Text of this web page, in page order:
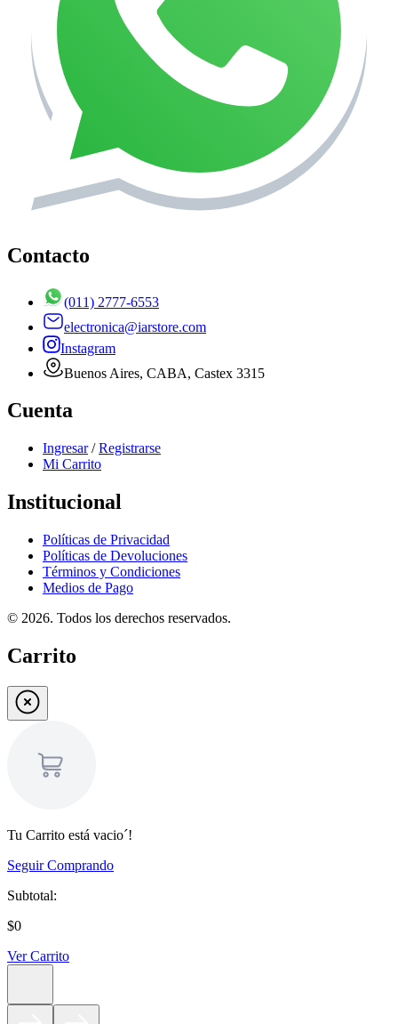
Contacto
(011) 2777-6553
electronica@iarstore.com
Instagram
Buenos Aires, CABA, Castex 3315
Cuenta
Ingresar/Registrarse
Mi Carrito
Institucional
Políticas de Privacidad
Políticas de Devoluciones
Términos y Condiciones
Medios de Pago
© 2026. Todos los derechos reservados.
Carrito
Tu Carrito está vacio´!
Seguir Comprando
Subtotal:
$0
Ver Carrito